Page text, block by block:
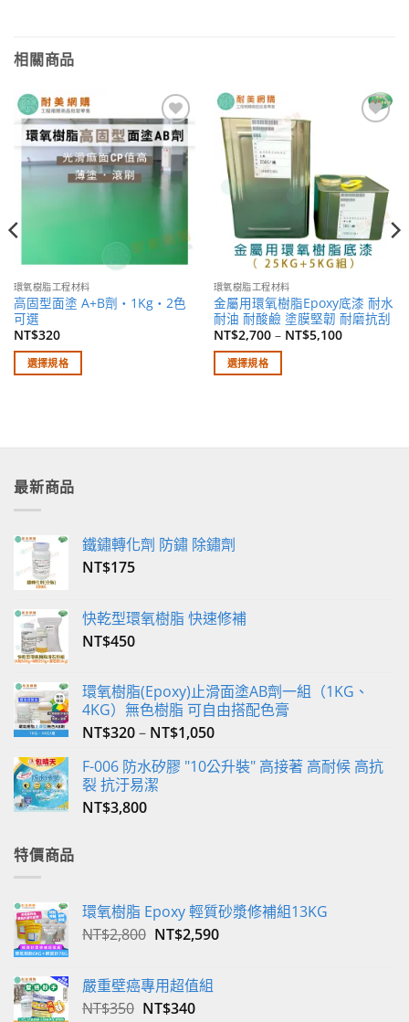
相關商品
加入
願望
清單
環氧樹脂工程材料
高固型面塗 A+B劑・1Kg・2色
可選
NT$320
選擇規格
種
款
可
在
產
頁
面
選
選
項
環氧樹脂工程材料
金屬用環氧樹脂Epoxy底漆 耐水
耐油 耐酸鹼 塗膜堅韌 耐磨抗刮
NT$2,700– NT$5,100
選擇規格
可
在
頁
選
項
最新商品
鐵鏽轉化劑 防鏽 除鏽劑
NT$175
快乾型環氧樹脂 快速修補
NT$450
環氧樹脂(Epoxy)止滑面塗AB劑一組（1KG、
4KG）無色樹脂 可自由搭配色膏
NT$320– NT$1,050
F-006 防水矽膠 "10公升裝" 高接著 高耐候 高抗
裂 抗汙易潔
NT$3,800
特價商品
環氧樹脂 Epoxy 輕質砂漿修補組13KG
NT$2,800 原
格：
NT$2,800。
NT$2,590目
嚴重壁癌專用超值組
NT$350 原
NT$340目